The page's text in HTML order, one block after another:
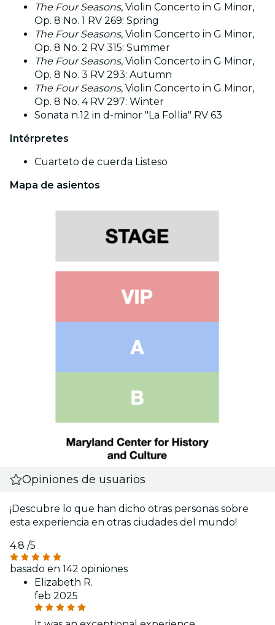
The Four Seasons, Violin Concerto in G Minor,
Op. 8 No. 1 RV 269: Spring
The Four Seasons, Violin Concerto in G Minor,
Op. 8 No. 2 RV 315: Summer
The Four Seasons, Violin Concerto in G Minor,
Op. 8 No. 3 RV 293: Autumn
The Four Seasons, Violin Concerto in G Minor,
Op. 8 No. 4 RV 297: Winter
Sonata n.12 in d-minor "La Follia" RV 63
Intérpretes
Cuarteto de cuerda Listeso
Mapa de asientos
Opiniones de usuarios
¡Descubre lo que han dicho otras personas sobre
esta experiencia en otras ciudades del mundo!
4.8 /5
basado en 142 opiniones
Elizabeth R.
feb 2025